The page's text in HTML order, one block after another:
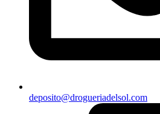
deposito@drogueriadelsol.com